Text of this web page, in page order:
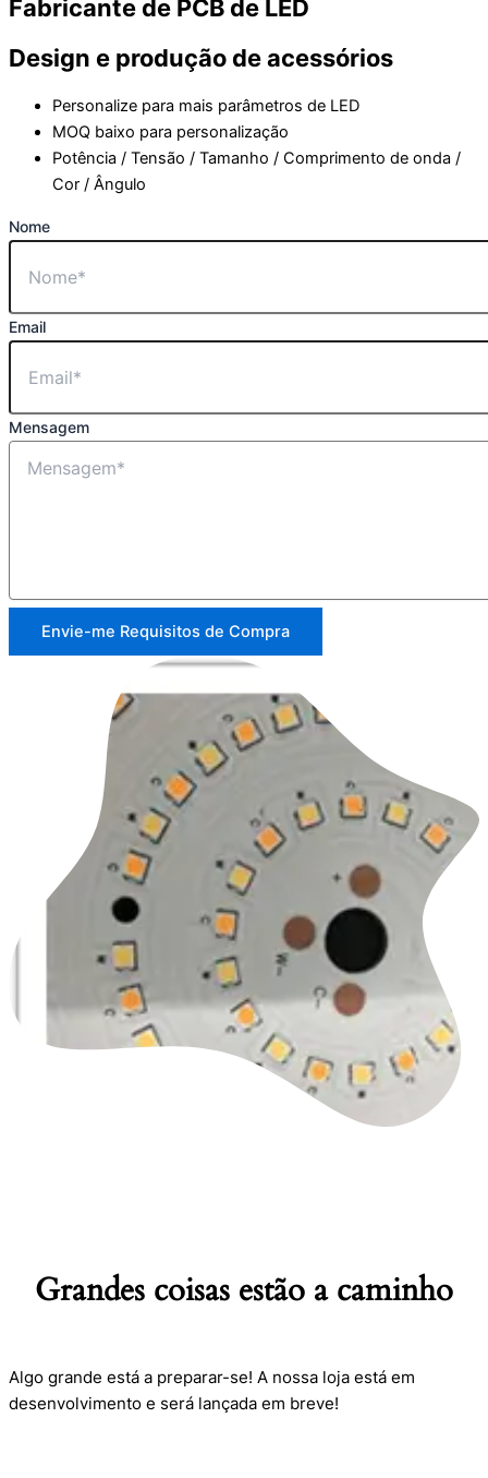
Fabricante de PCB de LED
Design e produção de acessórios
Personalize para mais parâmetros de LED
MOQ baixo para personalização
Potência / Tensão / Tamanho / Comprimento de onda /
Cor / Ângulo
Nome
Email
Mensagem
Envie-me Requisitos de Compra
Grandes coisas estão a caminho
Algo grande está a preparar-se! A nossa loja está em
desenvolvimento e será lançada em breve!